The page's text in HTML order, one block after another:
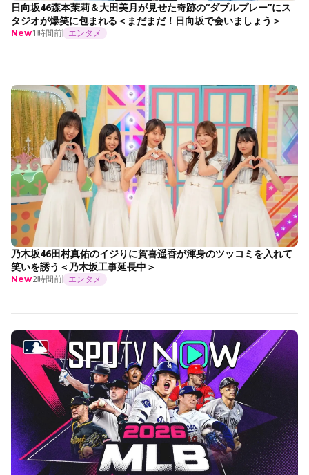
日向坂46森本茉莉＆大田美月が見せた奇跡の“ダブルプレー”にス
タジオが爆笑に包まれる＜まだまだ！日向坂で会いましょう＞
New1時間前 エンタメ
乃木坂46田村真佑のイジりに賀喜遥香が渾身のツッコミを入れて
笑いを誘う＜乃木坂工事延長中＞
New2時間前 エンタメ